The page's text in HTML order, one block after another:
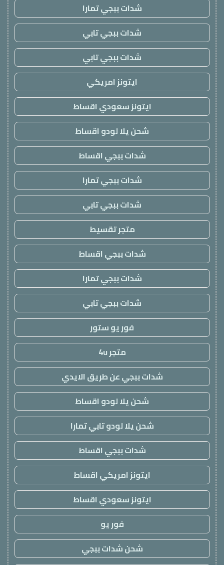
شدات ببجي تمارا
شدات ببجي تابي
شدات ببجي تابي
ايتونز امريكي
ايتونز سعودي اقساط
شحن يلا لودو اقساط
شدات ببجي اقساط
شدات ببجي تمارا
شدات ببجي تابي
متجر تقسيط
شدات ببجي اقساط
شدات ببجي تمارا
شدات ببجي تابي
فور يو ستور
متجر 4u
شدات ببجي عن طريق الايدي
شحن يلا لودو اقساط
شحن يلا لودو تابي تمارا
شدات ببجي اقساط
ايتونز امريكي اقساط
ايتونز سعودي اقساط
فور يو
شحن شدات ببجي